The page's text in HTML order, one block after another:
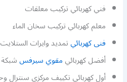
فني كهربائي تركيب معلقات
معلم كهربائي تركيب سخان الماء
فنى كهربائيتمديد وايرات الستلايت
أفضل كهربائيمقوي سيرفس
أول كهربائي تكييف مركزي سنترال